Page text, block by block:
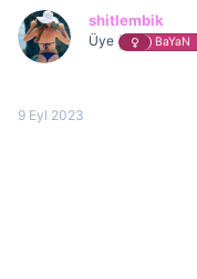
shitlembik
Üye BaYaN
9 Eyl 2023